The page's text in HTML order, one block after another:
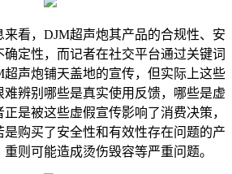
看，DJM超声炮其产品的合规性、安
定性，而记者在社交平台通过关键词
超声炮铺天盖地的宣传，但实际上这些
辨别哪些是真实使用反馈，哪些是虚
是被这些虚假宣传影响了消费决策，
购买了安全性和有效性存在问题的产
则可能造成烫伤毁容等严重问题。